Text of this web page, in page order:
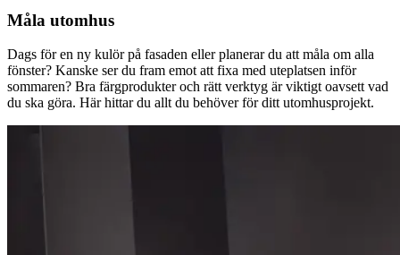
Måla utomhus
Dags för en ny kulör på fasaden eller planerar du att måla om alla
fönster? Kanske ser du fram emot att fixa med uteplatsen inför
sommaren? Bra färgprodukter och rätt verktyg är viktigt oavsett vad
du ska göra. Här hittar du allt du behöver för ditt utomhusprojekt.